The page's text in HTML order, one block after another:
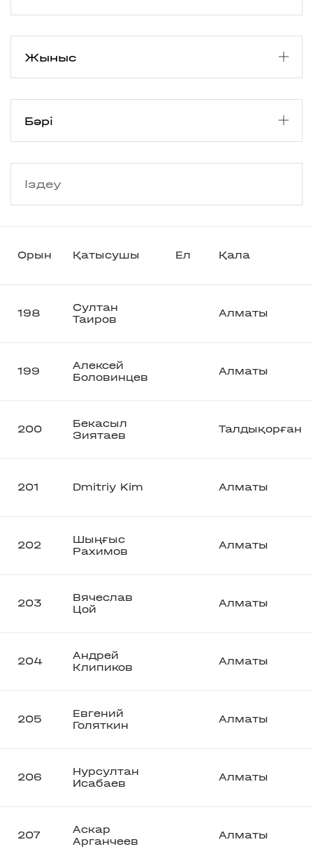
Орын Қатысушы Ел Қала
198
Султан
Таиров
Алматы
199
Алексей
Боловинцев
Алматы
200
Бекасыл
Зиятаев
Талдықорған
201 Dmitriy Kim Алматы
202
Шыңғыс
Рахимов
Алматы
203
Вячеслав
Цой
Алматы
204
Андрей
Клипиков
Алматы
205
Евгений
Голяткин
Алматы
206
Нурсултан
Исабаев
Алматы
207
Аскар
Арганчеев
Алматы